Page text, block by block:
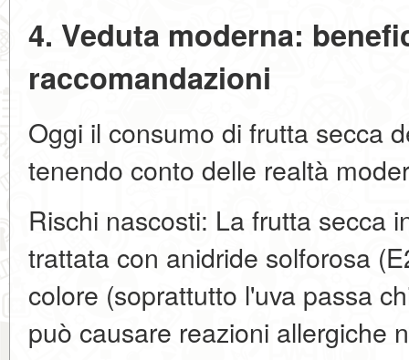
4. Veduta moderna:
raccomandazioni
Oggi il consumo di frutta secca
tenendo conto delle realtà
Rischi nascosti: La frutta secca
trattata con anidride solforosa
colore (soprattutto l'uva passa
può causare reazioni allergiche